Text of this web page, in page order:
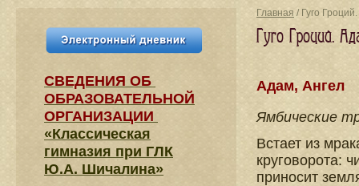
Главная / Гуго
Гуго Гроций.
Адам, Ангел
Ямбические
Встает из
круговорота:
приносит
СВЕДЕНИЯ​ ОБ
ОБРАЗОВАТЕЛЬНОЙ
ОРГАНИЗАЦИИ
«Классическая
гимназия при ГЛК
Ю.А. Шичалина»